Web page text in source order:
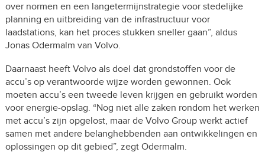
over normen en een langetermijnstrategie voor stedelijke
planning en uitbreiding van de infrastructuur voor
laadstations, kan het proces stukken sneller gaan”, aldus
Jonas Odermalm van Volvo.
Daarnaast heeft Volvo als doel dat grondstoffen voor de
accu’s op verantwoorde wijze worden gewonnen. Ook
moeten accu’s een tweede leven krijgen en gebruikt worden
voor energie-opslag. “Nog niet alle zaken rondom het werken
met accu’s zijn opgelost, maar de Volvo Group werkt actief
samen met andere belanghebbenden aan ontwikkelingen en
oplossingen op dit gebied”, zegt Odermalm.